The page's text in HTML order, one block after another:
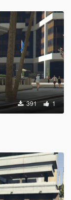
391 1